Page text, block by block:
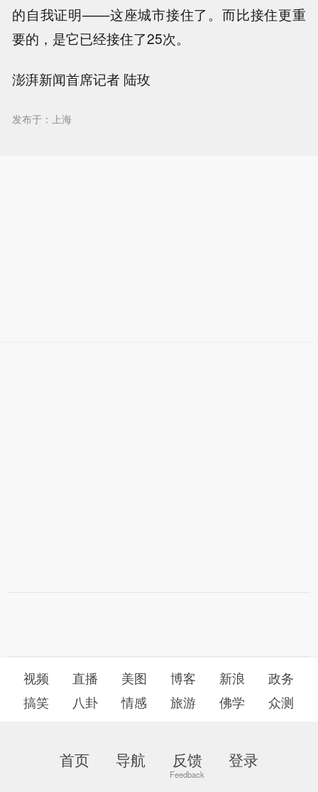
的自我证明——这座城市接住了。而比接住更重
要的，是它已经接住了25次。
澎湃新闻首席记者 陆玫
发布于：上海
视频 直播 美图 博客 新浪
政务
搞笑
八卦 情感 旅游 佛学 众测
首页 导航 反馈 登录